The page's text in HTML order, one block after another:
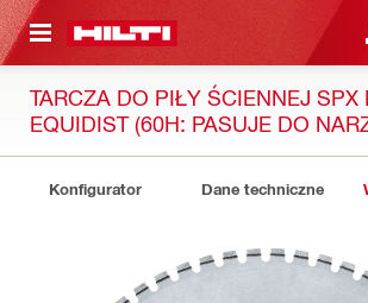
GŁÓWNEJ
TARCZA DO PIŁY ŚCIENNEJ SPX
EQUIDIST (60H: PASUJE DO
Konfigurator Dane techniczne